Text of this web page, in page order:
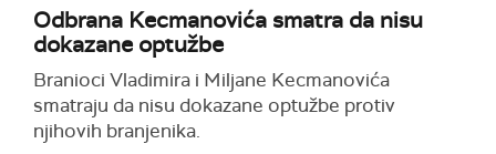
Odbrana Kecmanovića smatra da nisu
dokazane optužbe
Branioci Vladimira i Miljane Kecmanovića
smatraju da nisu dokazane optužbe protiv
njihovih branjenika.